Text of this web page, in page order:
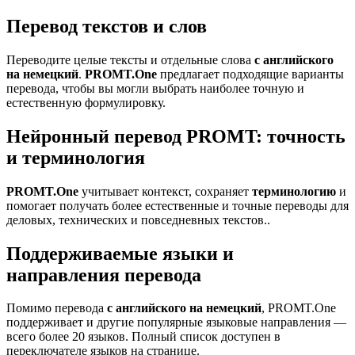
Перевод текстов и слов
Переводите целые тексты и отдельные слова с английского
на немецкий. PROMT.One предлагает подходящие варианты
перевода, чтобы вы могли выбрать наиболее точную и
естественную формулировку.
Нейронный перевод PROMT: точность
и терминология
PROMT.One учитывает контекст, сохраняет терминологию и
помогает получать более естественные и точные переводы для
деловых, технических и повседневных текстов..
Поддерживаемые языки и
направления перевода
Помимо перевода с английского на немецкий, PROMT.One
поддерживает и другие популярные языковые направления —
всего более 20 языков. Полный список доступен в
переключателе языков на странице.